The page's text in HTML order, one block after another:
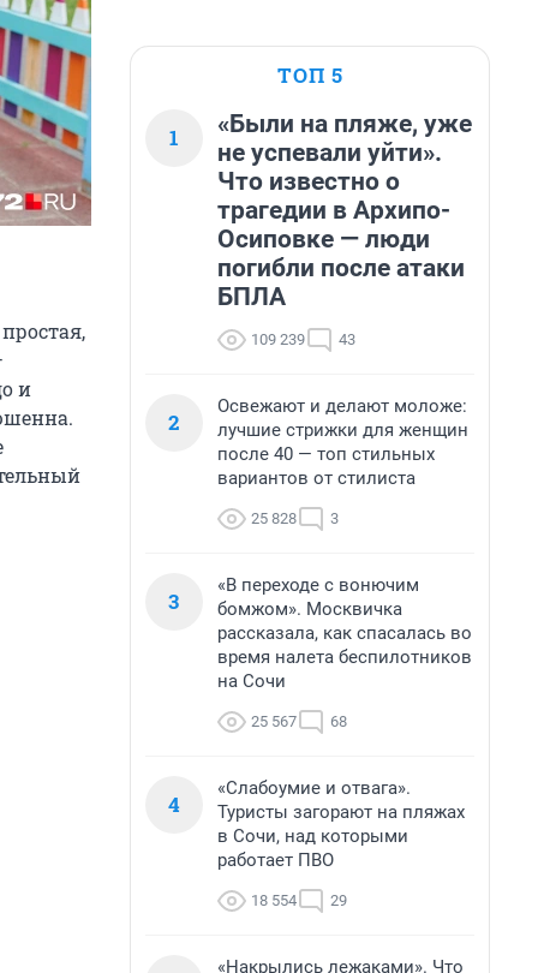
и
ТОП 5
1
«Были на пляже, уже
не успевали уйти».
Что известно о
трагедии в Архипо-
Осиповке — люди
погибли после атаки
БПЛА
109 239 43
2
Освежают и делают моложе:
лучшие стрижки для женщин
после 40 — топ стильных
вариантов от стилиста
25 828 3
3
«В переходе с вонючим
бомжом». Москвичка
рассказала, как спасалась во
время налета беспилотников
на Сочи
25 567 68
4
«Слабоумие и отвага».
Туристы загорают на пляжах
в Сочи, над которыми
работает ПВО
18 554 29
«Накрылись лежаками». Что